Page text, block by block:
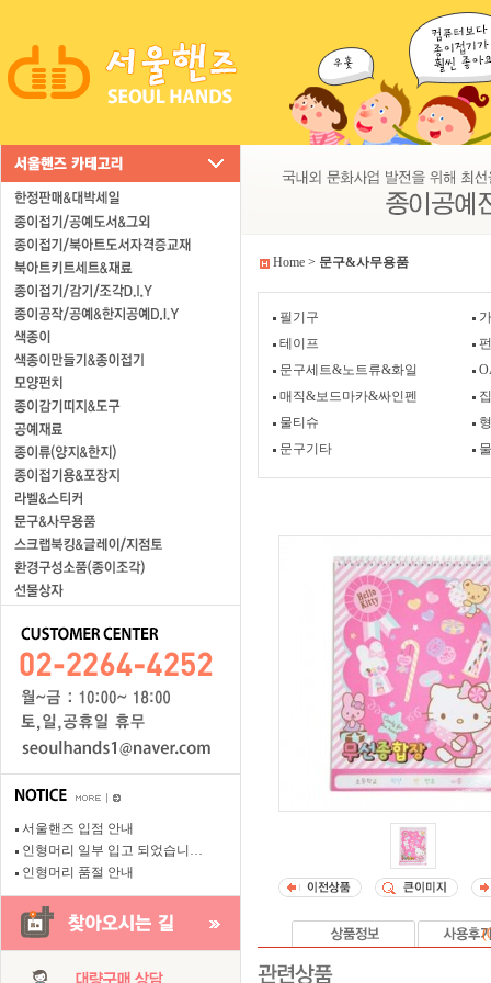
서울핸즈 입점 안내
인형머리 일부 입고 되었습니…
인형머리 품절 안내
Home > 문구&사무용품
필기구
테이프
문구세트&노트류&화일
매직&보드마카&싸인펜
물티슈
문구기타
(